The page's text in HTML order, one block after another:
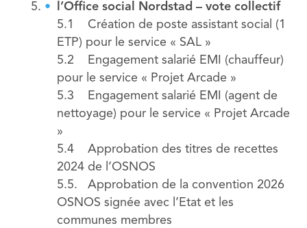
l’Office social Nordstad – vote collectif
5.1 Création de poste assistant social (1
ETP) pour le service « SAL »
5.2 Engagement salarié EMI (chauffeur)
pour le service « Projet Arcade »
5.3 Engagement salarié EMI (agent de
nettoyage) pour le service « Projet Arcade
»
5.4 Approbation des titres de recettes
2024 de l’OSNOS
5.5. Approbation de la convention 2026
OSNOS signée avec l’Etat et les
communes membres